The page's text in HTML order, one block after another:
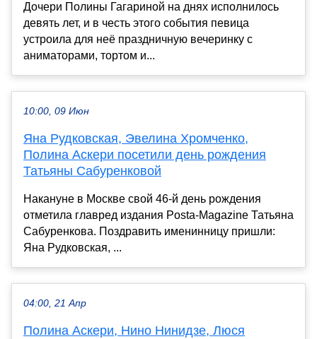
Дочери Полины Гагариной на днях исполнилось
девять лет, и в честь этого события певица
устроила для неё праздничную вечеринку с
аниматорами, тортом и...
10:00, 09 Июн
Яна Рудковская, Эвелина Хромченко,
Полина Аскери посетили день рождения
Татьяны Сабуренковой
Накануне в Москве свой 46-й день рождения
отметила главред издания Posta-Magazine Татьяна
Сабуренкова. Поздравить именинницу пришли:
Яна Рудковская, ...
04:00, 21 Апр
Полина Аскери, Нино Нинидзе, Люся